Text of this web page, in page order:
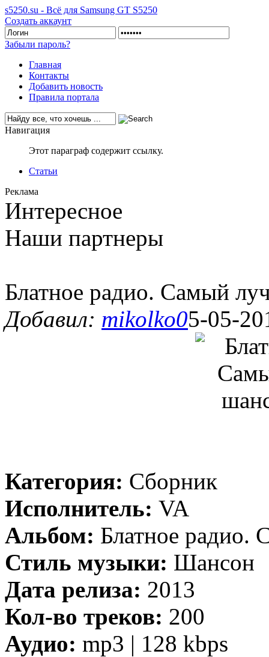
s5250.su - Всё для Samsung GT S5250
Создать аккаунт
Забыли пароль?
Главная
Контакты
Добавить новость
Правила портала
Навигация
Этот параграф содержит ссылку.
Статьи
Реклама
Интересное
Наши партнеры
Блатное радио. Самый
Добавил: mikolko05-05-
Категория: Сборник
Исполнитель: VA
Альбом: Блатное
Стиль музыки: Шансон
Дата релиза: 2013
Кол-во треков: 200
Аудио: mp3 | 128 kbps